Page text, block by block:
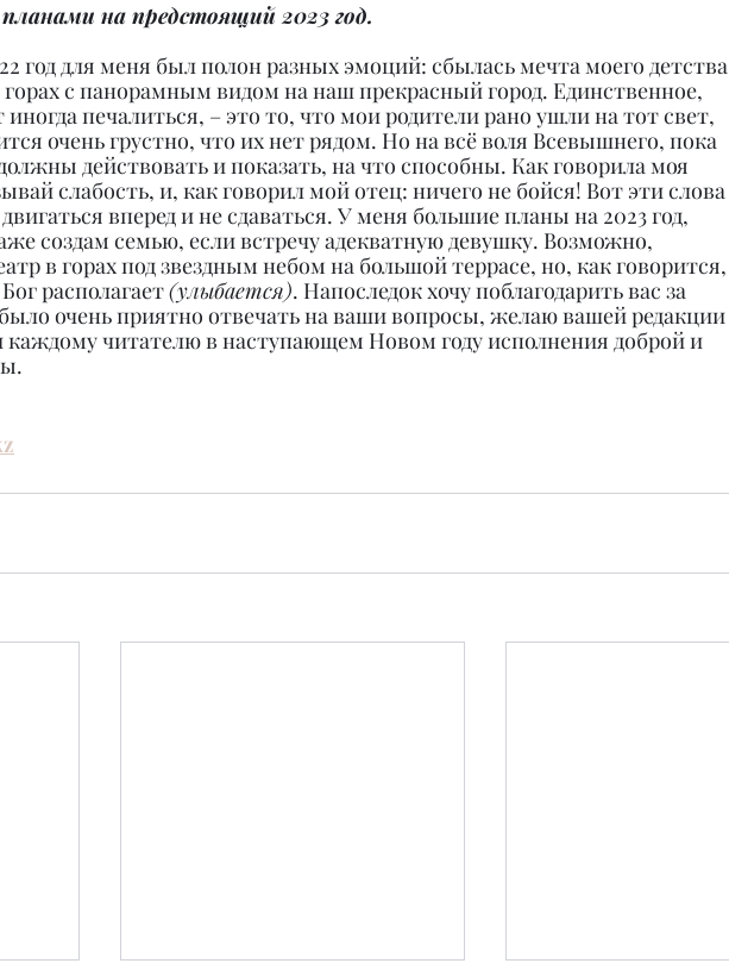
на предстоящий 2023 год.
год для меня был полон разных эмоций: сбылась мечта моего детства
горах с панорамным видом на наш прекрасный город. Единственное,
иногда печалиться, – это то, что мои родители рано ушли на тот свет,
очень грустно, что их нет рядом. Но на всё воля Всевышнего, пока
действовать и показать, на что способны. Как говорила моя
слабость, и, как говорил мой отец: ничего не бойся! Вот эти слова
вперед и не сдаваться. У меня большие планы на 2023 год,
создам семью, если встречу адекватную девушку. Возможно,
в горах под звездным небом на большой террасе, но, как говорится,
располагает (улыбается). Напоследок хочу поблагодарить вас за
очень приятно отвечать на ваши вопросы, желаю вашей редакции
каждому читателю в наступающем Новом году исполнения доброй и